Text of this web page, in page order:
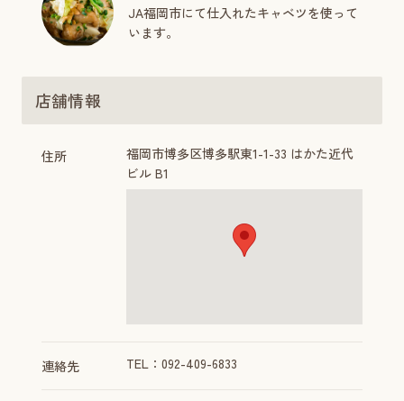
JA福岡市にて仕入れたキャベツを使って
います。
店舗情報
住所
福岡市博多区博多駅東1-1-33 はかた近代
ビル B1
連絡先 TEL：092-409-6833